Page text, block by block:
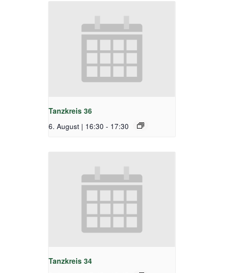
Tanzkreis 36
6. August | 16:30 - 17:30
Tanzkreis 34